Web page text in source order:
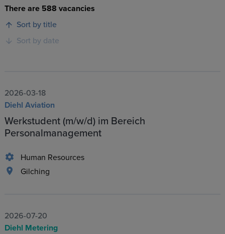
There are 588 vacancies
Sort by title
Sort by date
2026-03-18
Diehl Aviation
Werkstudent (m/w/d) im Bereich
Personalmanagement
Human Resources
Gilching
2026-07-20
Diehl Metering